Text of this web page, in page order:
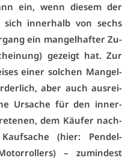
ein, wenn die­sem der
sich in­ner­halb von sechs
ein man­gel­haf­ter Zu­
ge­zeigt hat. Zur
ei­ner sol­chen Man­gel­
aber auch aus­rei­
Ur­sa­che für den in­ner­
dem Käu­fer nach­
(hier: Pen­del­
– zu­min­dest